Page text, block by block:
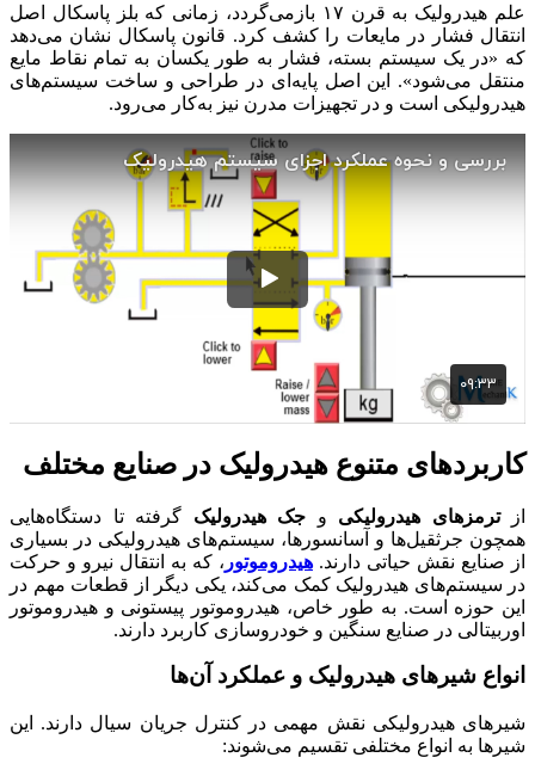
علم هیدرولیک به قرن ۱۷ بازمی‌گردد، زمانی که بلز پاسکال اصل
انتقال فشار در مایعات را کشف کرد. قانون پاسکال نشان می‌دهد
که «در یک سیستم بسته، فشار به طور یکسان به تمام نقاط مایع
منتقل می‌شود». این اصل پایه‌ای در طراحی و ساخت سیستم‌های
هیدرولیکی است و در تجهیزات مدرن نیز به‌کار می‌رود.
کاربردهای متنوع هیدرولیک در صنایع مختلف
ازترمزهای هیدرولیکی و جک هیدرولیک گرفته تا دستگاه‌هایی
همچون جرثقیل‌ها و آسانسورها، سیستم‌های هیدرولیکی در بسیاری
از صنایع نقش حیاتی دارند. هیدروموتور ، که به انتقال نیرو و حرکت
در سیستم‌های هیدرولیک کمک می‌کند، یکی دیگر از قطعات مهم در
این حوزه است. به طور خاص، هیدروموتور پیستونی و هیدروموتور
اوربیتالی در صنایع سنگین و خودروسازی کاربرد دارند.
انواع شیرهای هیدرولیک و عملکرد آن‌ها
شیرهای هیدرولیکی نقش مهمی در کنترل جریان سیال دارند. این
شیرها به انواع مختلفی تقسیم می‌شوند: